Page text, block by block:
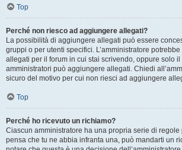
Top
Perché non riesco ad aggiungere allegati?
La possibilità di aggiungere allegati può essere
gruppi o per utenti specifici. L’amministratore
allegati per il forum in cui stai scrivendo, oppure solo
amministratori può aggiungere allegati. Chiedi
sicuro del motivo per cui non riesci ad aggiungere
Top
Perché ho ricevuto un richiamo?
Ciascun amministratore ha una propria serie di regole
pensa che tu ne abbia infranta una, può mandarti un